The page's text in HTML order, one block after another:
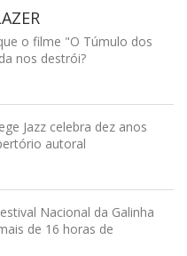
o filme "O Túmulo dos
nos destrói?
Jazz celebra dez anos
autoral
Nacional da Galinha
de 16 horas de